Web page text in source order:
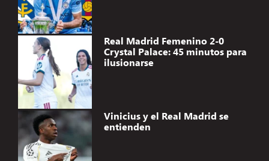
Real Madrid Femenino 2-0
Crystal Palace: 45 minutos para
ilusionarse
Vinicius y el Real Madrid se
entienden